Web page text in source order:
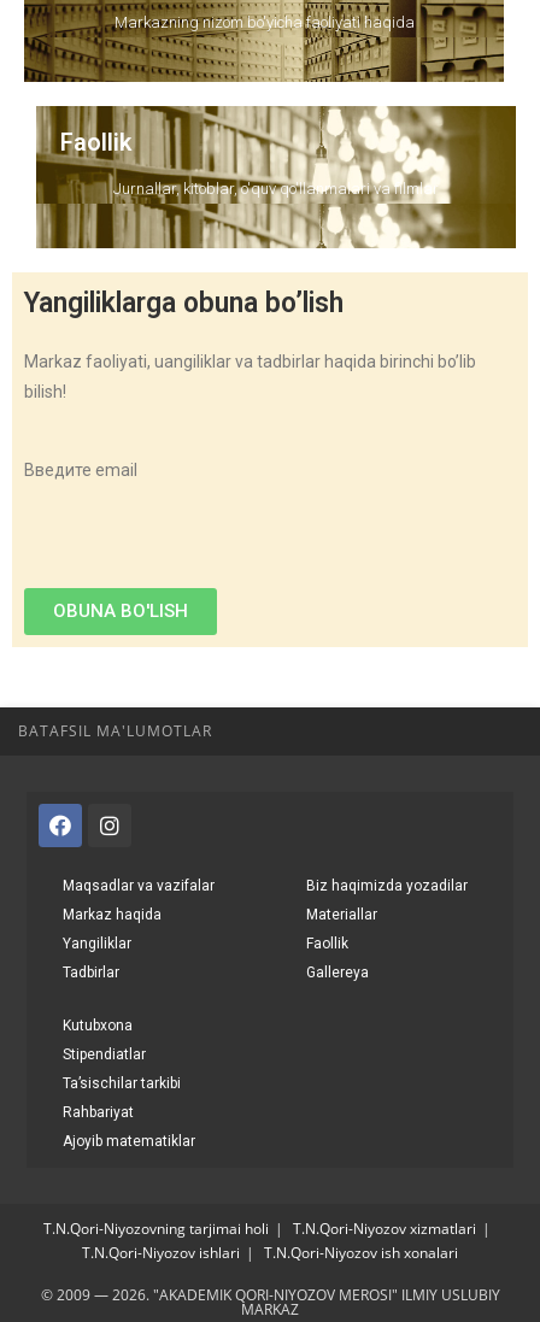
Markazning nizom bo'yicha faoliyati haqida
Faollik
Jurnallar, kitoblar, o'quv qo'llanmalari va filmlar
Yangiliklarga obuna bo’lish
Markaz faoliyati, uangiliklar va tadbirlar haqida birinchi bo’lib
bilish!
Введите email
OBUNA BO'LISH
BATAFSIL MA'LUMOTLAR
Maqsadlar va vazifalar
Markaz haqida
Yangiliklar
Tadbirlar
Biz haqimizda yozadilar
Materiallar
Faollik
Gallereya
Kutubxona
Stipendiatlar
Ta’sischilar tarkibi
Rahbariyat
Ajoyib matematiklar
T.N.Qori-Niyozovning tarjimai holi
T.N.Qori-Niyozov xizmatlari
T.N.Qori-Niyozov ishlari
T.N.Qori-Niyozov ish xonalari
© 2009 — 2026. "AKADEMIK QORI-NIYOZOV MEROSI" ILMIY USLUBIY
MARKAZ